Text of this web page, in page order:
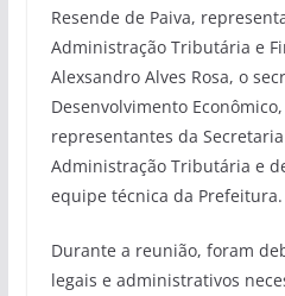
Resende de Paiva,
Administração Tributária e
Alexsandro Alves Rosa, o
Desenvolvimento
representantes da
Administração Tributária e
equipe técnica da Prefeitura.
Durante a reunião, foram
legais e administrativos